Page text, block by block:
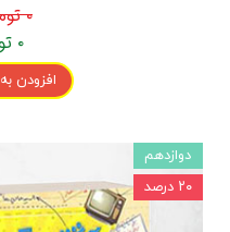
۰ تومان
۰ تومان
افزودن
دوازدهم
۲۰ درصد